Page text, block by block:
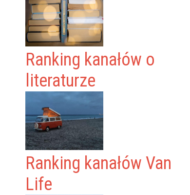
Ranking kanałów o
literaturze
Ranking kanałów Van
Life